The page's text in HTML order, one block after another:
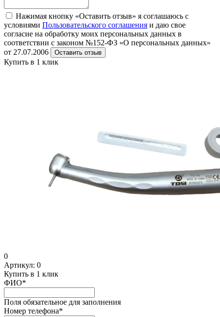
Нажимая кнопку «Оставить отзыв» я соглашаюсь с
условиями Пользовательского соглашения и даю свое
согласие на обработку моих персональных данных в
соответствии с законом №152-ФЗ «О персональных данных»
от 27.07.2006
Оставить отзыв
Купить в 1 клик
0
Артикул: 0
Купить в 1 клик
ФИО*
Поля обязательное для заполнения
Номер телефона*